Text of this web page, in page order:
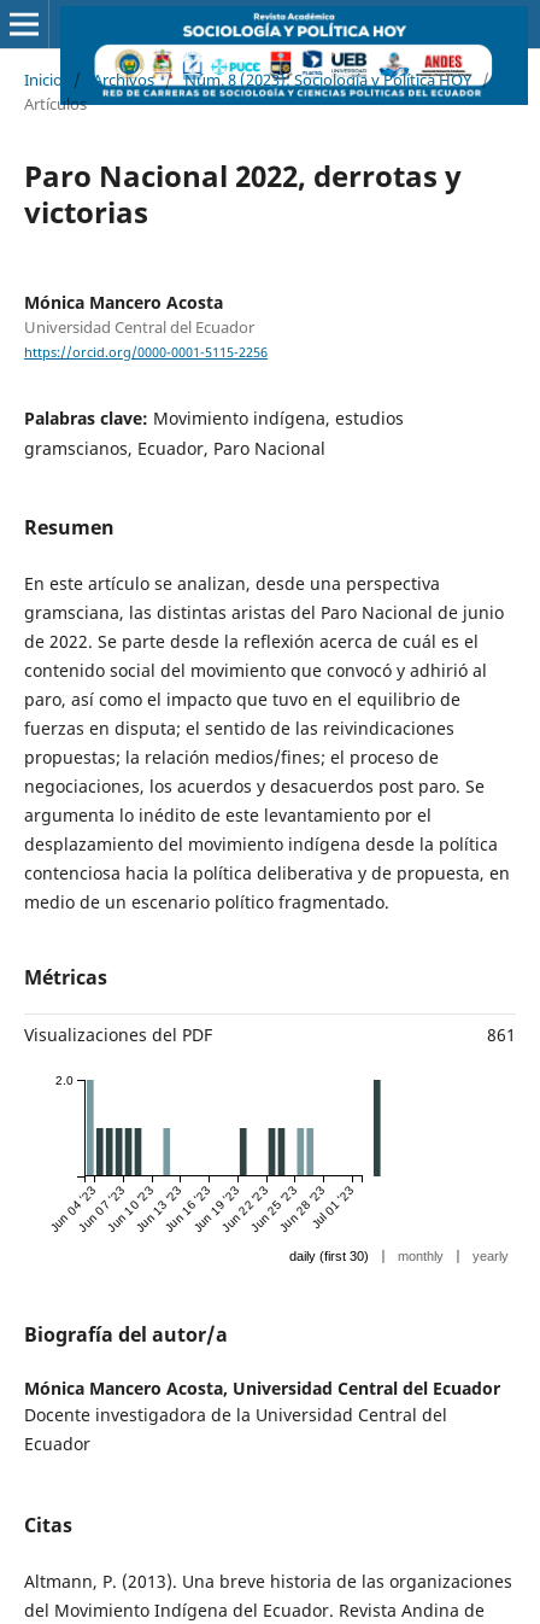
Inicio / Archivos / Núm. 8 (2023): Sociología y Política HOY /
Artículos
Paro Nacional 2022, derrotas y
victorias
Mónica Mancero Acosta
Universidad Central del Ecuador
https://orcid.org/0000-0001-5115-2256
Palabras clave: Movimiento indígena, estudios
gramscianos, Ecuador, Paro Nacional
Resumen
En este artículo se analizan, desde una perspectiva
gramsciana, las distintas aristas del Paro Nacional de junio
de 2022. Se parte desde la reflexión acerca de cuál es el
contenido social del movimiento que convocó y adhirió al
paro, así como el impacto que tuvo en el equilibrio de
fuerzas en disputa; el sentido de las reivindicaciones
propuestas; la relación medios/fines; el proceso de
negociaciones, los acuerdos y desacuerdos post paro. Se
argumenta lo inédito de este levantamiento por el
desplazamiento del movimiento indígena desde la política
contenciosa hacia la política deliberativa y de propuesta, en
medio de un escenario político fragmentado.
Métricas
Visualizaciones del PDF 861
Jun 04 '23Jun 07 '23Jun 10 '23Jun 13 '23Jun 16 '23Jun 19 '23Jun 22 '23Jun 25 '23Jun 28 '23Jul 01 '23
2.0
daily (first 30) | monthly | yearly
Biografía del autor/a
Mónica Mancero Acosta, Universidad Central del Ecuador
Docente investigadora de la Universidad Central del
Ecuador
Citas
Altmann, P. (2013). Una breve historia de las organizaciones
del Movimiento Indígena del Ecuador. Revista Andina de